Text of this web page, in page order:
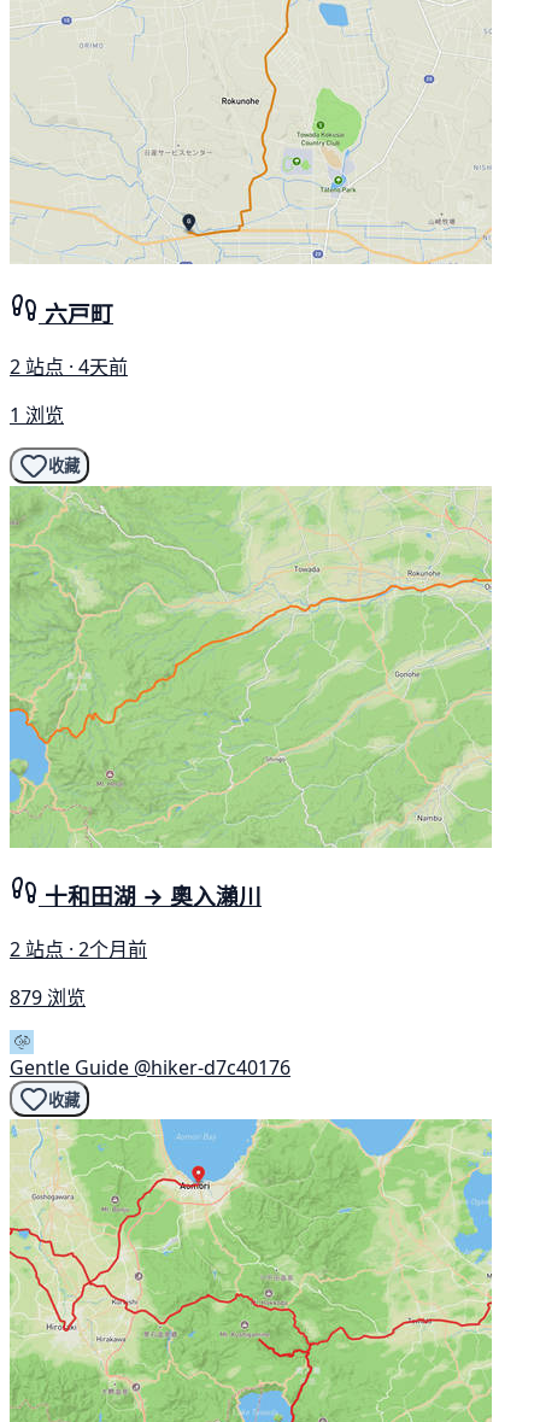
六戸町
2 站点 · 4天前
1 浏览
收藏
十和田湖 → 奧入瀨川
2 站点 · 2个月前
879 浏览
Gentle Guide @hiker-d7c40176
收藏